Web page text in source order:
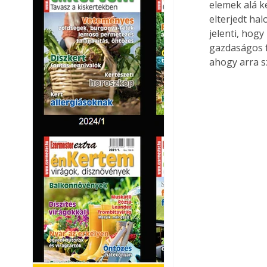
elemek alá
elterjedt
jelenti, hogy
ahogy arra